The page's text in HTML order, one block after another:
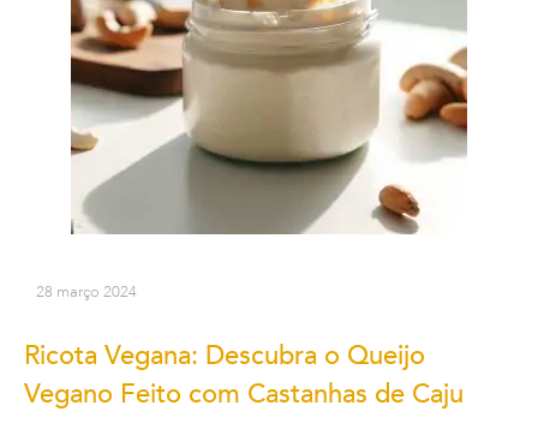
28 março 2024
Ricota Vegana: Descubra o Queijo
Vegano Feito com Castanhas de Caju